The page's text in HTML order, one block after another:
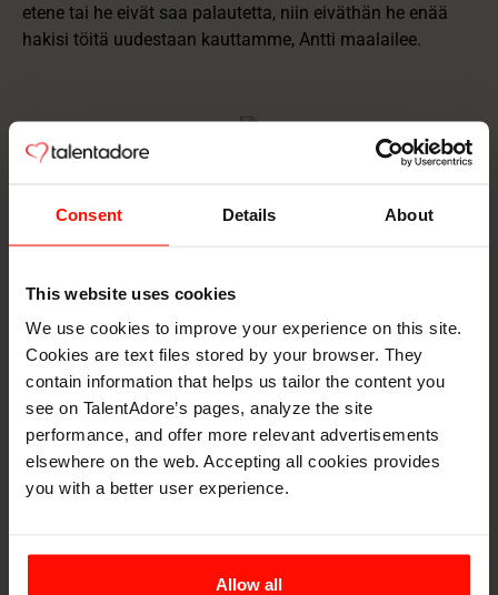
Consent Details About
This website uses cookies
We use cookies to improve your experience on this site.
Cookies are text files stored by your browser. They
contain information that helps us tailor the content you
see on TalentAdore’s pages, analyze the site
performance, and offer more relevant advertisements
elsewhere on the web. Accepting all cookies provides
you with a better user experience.
Allow all
etene tai he eivät saa palautetta, niin eiväthän he enää
hakisi töitä uudestaan kauttamme, Antti maalailee.
TalentAdore Hire on
integroitunut osaksi
Eilakaislan liiketoimintaa
Mistä tietää, että järjestelmähankinta on osunut nappiin?
Kun loppukäyttäjät eivät osaa sanoa, mistä
ominaisuuksista olisivat valmiita luopumaan!
– Ilman yhtäkään emme osaisi enää olla, kaikki toimii
niin hyvin, Anu naurahtaa.